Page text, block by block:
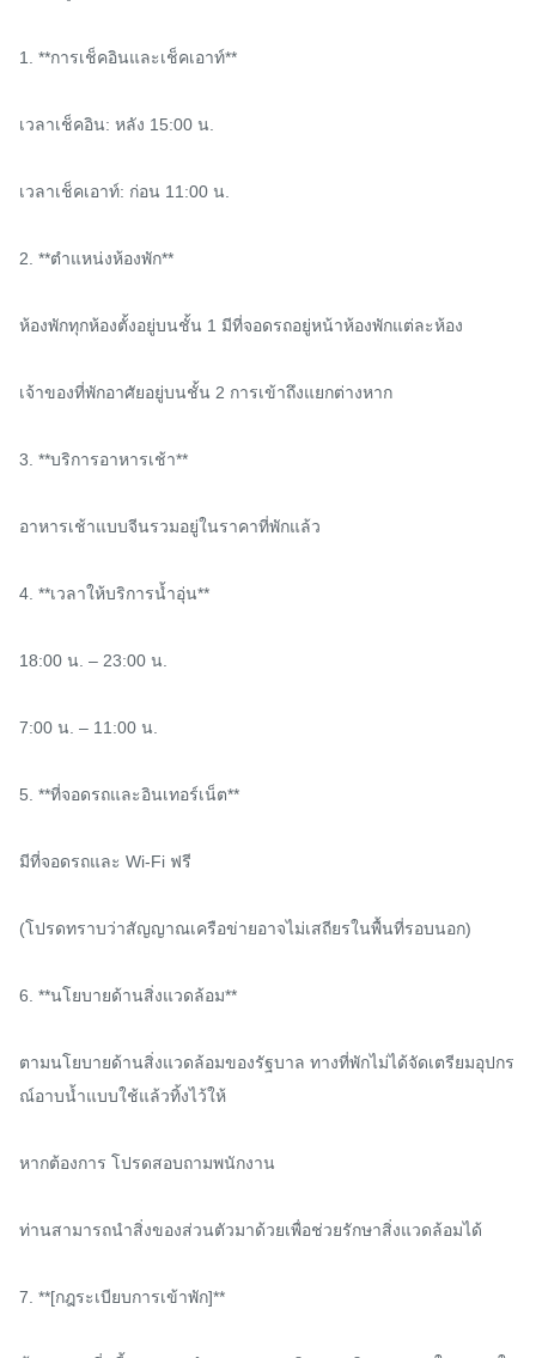
1. **การเช็คอินและเช็คเอาท์**
เวลาเช็คอิน: หลัง 15:00 น.
เวลาเช็คเอาท์: ก่อน 11:00 น.
2. **ตำแหน่งห้องพัก**
ห้องพักทุกห้องตั้งอยู่บนชั้น 1 มีที่จอดรถอยู่หน้าห้องพักแต่ละห้อง
เจ้าของที่พักอาศัยอยู่บนชั้น 2 การเข้าถึงแยกต่างหาก
3. **บริการอาหารเช้า**
อาหารเช้าแบบจีนรวมอยู่ในราคาที่พักแล้ว
4. **เวลาให้บริการน้ำอุ่น**
18:00 น. – 23:00 น.
7:00 น. – 11:00 น.
5. **ที่จอดรถและอินเทอร์เน็ต**
มีที่จอดรถและ Wi-Fi ฟรี
(โปรดทราบว่าสัญญาณเครือข่ายอาจไม่เสถียรในพื้นที่รอบนอก)
6. **นโยบายด้านสิ่งแวดล้อม**
ตามนโยบายด้านสิ่งแวดล้อมของรัฐบาล ทางที่พักไม่ได้จัดเตรียมอุปกร
ณ์อาบน้ำแบบใช้แล้วทิ้งไว้ให้
หากต้องการ โปรดสอบถามพนักงาน
ท่านสามารถนำสิ่งของส่วนตัวมาด้วยเพื่อช่วยรักษาสิ่งแวดล้อมได้
7. **[กฎระเบียบการเข้าพัก]**